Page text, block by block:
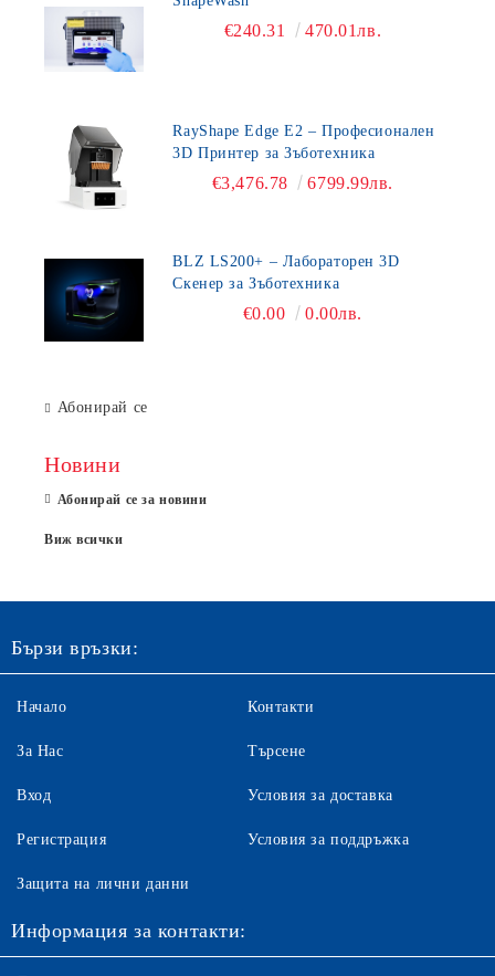
€240.31 470.01лв.
RayShape Edge E2 – Професионален
3D Принтер за Зъботехника
€3,476.78 6799.99лв.
BLZ LS200+ – Лабораторен 3D
Скенер за Зъботехника
€0.00 0.00лв.
Абонирай се
Новини
Абонирай се за новини
Виж всички
Бързи връзки:
Начало
За Нас
Вход
Регистрация
Контакти
Търсене
Условия за доставка
Условия за поддръжка
Защита на лични данни
Информация за контакти: